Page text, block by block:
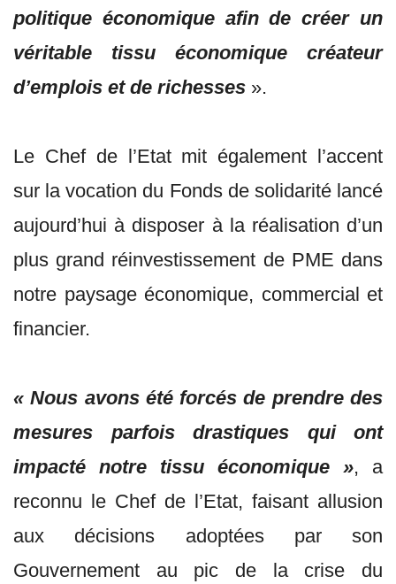
politique économique afin de créer un
véritable tissu économique créateur
d’emplois et de richesses ».
Le Chef de l’Etat mit également l’accent
sur la vocation du Fonds de solidarité lancé
aujourd’hui à disposer à la réalisation d’un
plus grand réinvestissement de PME dans
notre paysage économique, commercial et
financier.
« Nous avons été forcés de prendre des
mesures parfois drastiques qui ont
impacté notre tissu économique », a
reconnu le Chef de l’Etat, faisant allusion
aux décisions adoptées par son
Gouvernement au pic de la crise du